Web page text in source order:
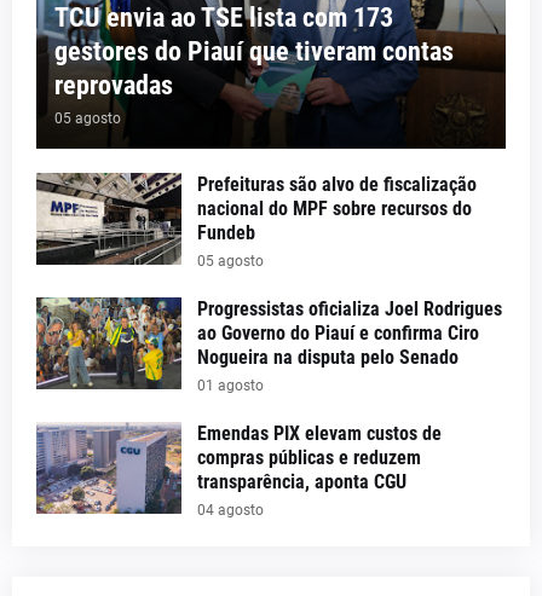
TCU envia ao TSE lista com 173
gestores do Piauí que tiveram contas
reprovadas
05 agosto
Prefeituras são alvo de fiscalização
nacional do MPF sobre recursos do
Fundeb
05 agosto
Progressistas oficializa Joel Rodrigues
ao Governo do Piauí e confirma Ciro
Nogueira na disputa pelo Senado
01 agosto
Emendas PIX elevam custos de
compras públicas e reduzem
transparência, aponta CGU
04 agosto